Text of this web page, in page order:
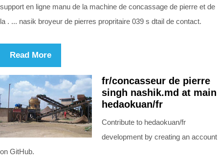
support en ligne manu de la machine de concassage de pierre et de
la . ... nasik broyeur de pierres propritaire 039 s dtail de contact.
Read More
fr/concasseur de pierre
singh nashik.md at main
hedaokuan/fr
Contribute to hedaokuan/fr
development by creating an account
on GitHub.